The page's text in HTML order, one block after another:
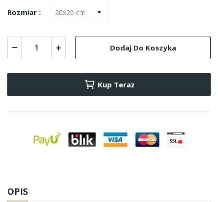
Rozmiar :
Dodaj Do Koszyka
Kup Teraz
OPIS